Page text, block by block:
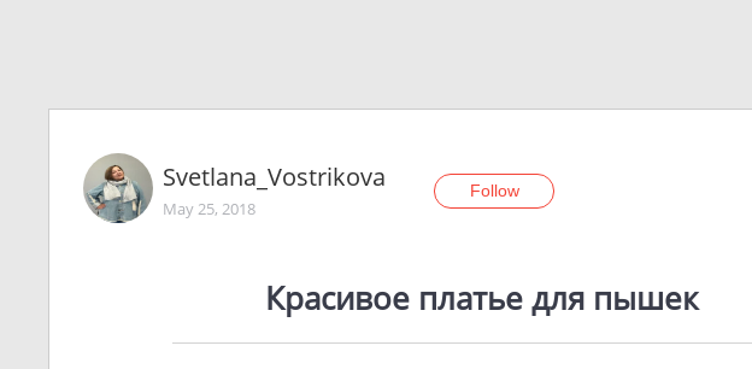
Svetlana_Vostrikova
May 25, 2018
Follow
Красивое платье для пышек